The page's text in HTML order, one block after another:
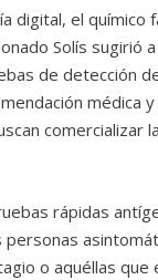
digital, el químico
Solís sugirió
de detección
médica
comercializar
rápidas
o aquéllas que